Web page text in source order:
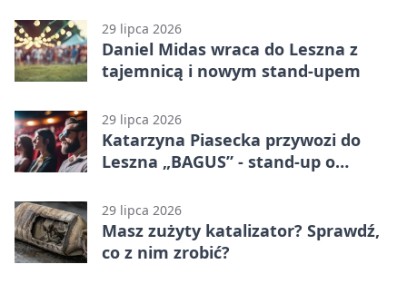
29 lipca 2026
Daniel Midas wraca do Leszna z
tajemnicą i nowym stand-upem
29 lipca 2026
Katarzyna Piasecka przywozi do
Leszna „BAGUS” - stand-up o
29 lipca 2026
Masz zużyty katalizator? Sprawdź,
co z nim zrobić?